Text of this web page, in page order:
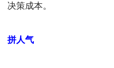
决策成本。
拼人气